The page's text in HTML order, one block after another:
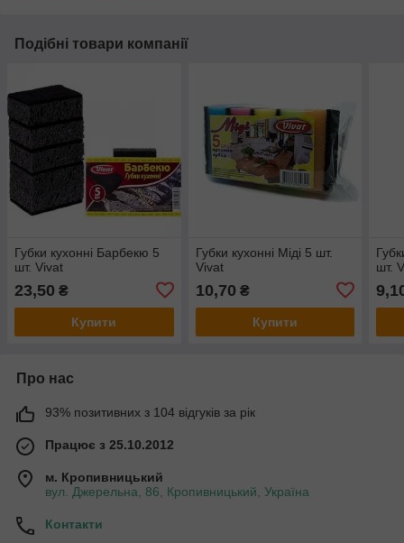
Подібні товари компанії
Губки кухонні Барбекю 5
шт. Vivat
23,50 ₴
Купити
Губки кухонні Міді 5 шт.
Vivat
10,70 ₴
Купити
шт.
Про нас
93% позитивних з 104 відгуків за рік
Працює з 25.10.2012
м. Кропивницький
вул. Джерельна, 86, Кропивницький, Україна
Контакти